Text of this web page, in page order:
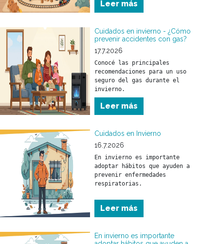
parar.
Leer más
Cuidados en invierno - ¿Cómo
prevenir accidentes con gas?
17.7.2026
Conocé las principales
recomendaciones para un uso
seguro del gas durante el
invierno.
Leer más
Cuidados en Invierno
16.7.2026
En invierno es importante
adoptar hábitos que ayuden a
prevenir enfermedades
respiratorias.
Conocé las principales
recomendaciones para cuidar
tu salud y la de tu familia
Leer más
En invierno es importante